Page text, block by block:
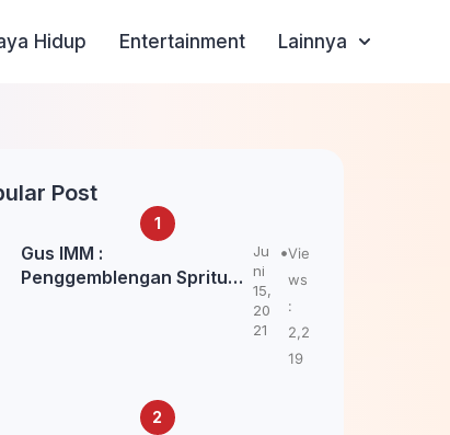
Hidup Entertainment Lainnya
Post
Gus IMM :
Penggemblengan Spritual
Ju
ni
15,
20
21
Vie
ws
:
2,2
19